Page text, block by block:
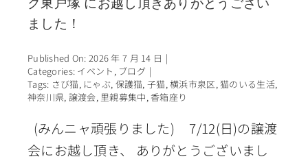
ました！
Published On: 2026 年 7 月 14 日 |
Categories: イベント , ブログ |
Tags: さび猫, にゃぶ, 保護猫,子猫,横浜市泉区,猫のいる生活,
神奈川県, 譲渡会, 里親募集中,香箱座り
(みんニャ頑張りました) 7/12(日)の譲渡
会にお越し頂き、 ありがとうございまし